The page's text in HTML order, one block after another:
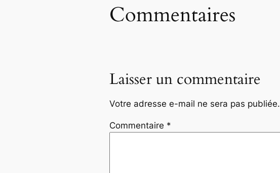
Commentaires
Laisser un commentaire
Votre adresse e-mail ne sera pas publiée.
Commentaire *